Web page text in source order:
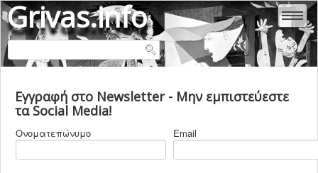
Grivas.info
ΜΑΡΊΑ - ΜΥΡΤΏ ΓΡΊΒΑ
ΒΙΟΓΡΑΦΙΚΑ
Εγγραφή στο Newsletter - Μην εμπιστεύεστε
τα Social Media!
Ονοματεπώνυμο Email